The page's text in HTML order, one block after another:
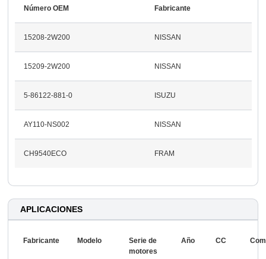
Número OEM Fabricante
15208-2W200 NISSAN
15209-2W200 NISSAN
5-86122-881-0 ISUZU
AY110-NS002 NISSAN
CH9540ECO FRAM
APLICACIONES
Fabricante Modelo
Serie de
motores
Año CC